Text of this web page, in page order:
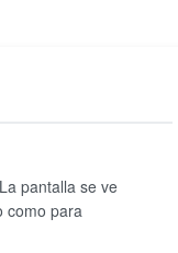
pantalla se ve
como para